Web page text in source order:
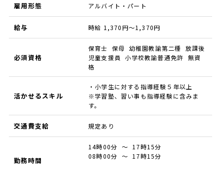
雇用形態 アルバイト・パート
給与 時給 1,370円～1,370円
必須資格
保育士 保母 幼稚園教諭第二種 放課後
児童支援員 小学校教諭普通免許 無資
格
活かせるスキル
・小学生に対する指導経験５年以上
※学習塾、習い事も指導経験に含みま
す。
交通費支給 規定あり
勤務時間
14時00分 ～ 17時15分
08時00分 ～ 17時15分